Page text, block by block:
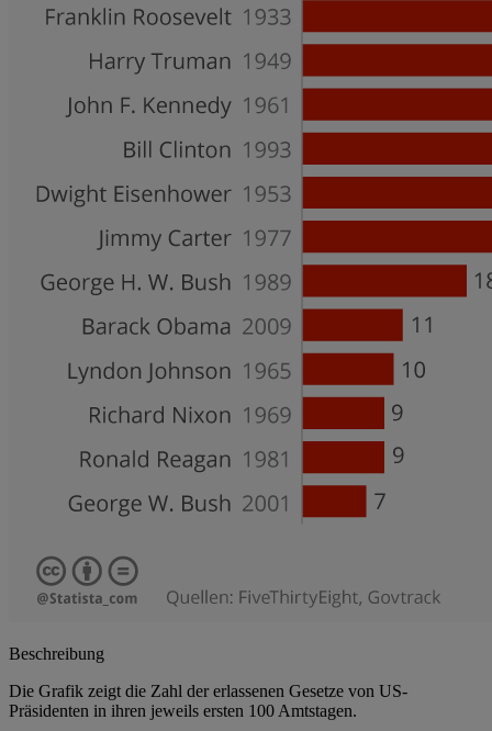
Beschreibung
Die Grafik zeigt die Zahl der erlassenen Gesetze von US-
Präsidenten in ihren jeweils ersten 100 Amtstagen.